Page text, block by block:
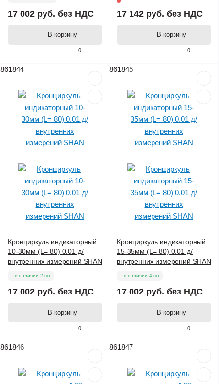
0
17 002 руб. без НДС
В корзину
0
17 142 руб. без НДС
В корзину
861844
0
Кронциркуль индикаторный
10-30мм (L= 80) 0.01 д/
внутренних измерений SHAN
в наличии 2 шт.
17 002 руб. без НДС
В корзину
861845
0
Кронциркуль индикаторный
15-35мм (L= 80) 0.01 д/
внутренних измерений SHAN
в наличии 4 шт.
17 002 руб. без НДС
В корзину
861846 861847